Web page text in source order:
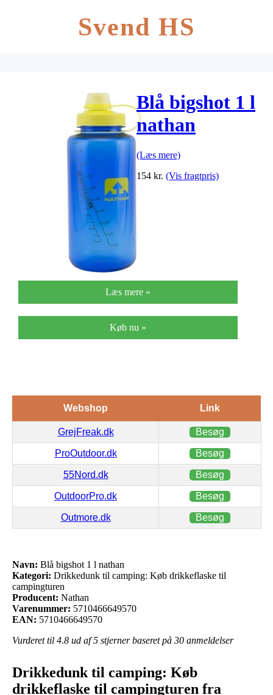
Svend HS
Blå bigshot 1 l
nathan
(Læs mere)
154 kr. (Vis fragtpris)
Læs mere »
Køb nu »
Webshop Link
GrejFreak.dk Besøg
ProOutdoor.dk Besøg
55Nord.dk Besøg
OutdoorPro.dk Besøg
Outmore.dk Besøg
Navn: Blå bigshot 1 l nathan
Kategori: Drikkedunk til camping: Køb drikkeflaske til
campingturen
Producent: Nathan
Varenummer: 5710466649570
EAN: 5710466649570
Vurderet til 4.8 ud af 5 stjerner baseret på 30 anmeldelser
Drikkedunk til camping: Køb
drikkeflaske til campingturen fra